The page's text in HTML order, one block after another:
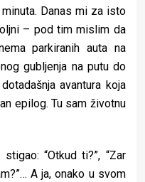
Danas mi za isto
– pod tim mislim da
parkiranih auta na
gubljenja na putu do
avantura koja
epilog. Tu sam životnu
“Otkud ti?”, “Zar
A ja, onako u svom